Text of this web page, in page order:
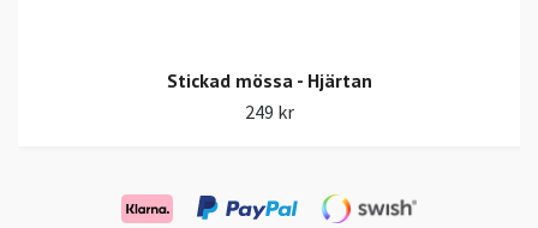
Stickad mössa - Hjärtan
249 kr